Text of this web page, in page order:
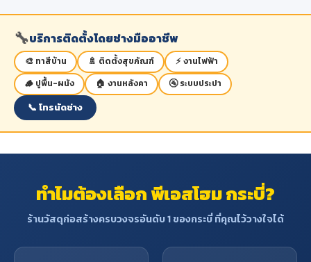
🔧บริการติดตั้งโดยช่างมืออาชีพ
🎨 ทาสีบ้าน 🚿 ติดตั้งสุขภัณฑ์
⚡ งานไฟฟ้า
🪵 ปูพื้น-ผนัง
🏠 งานหลังคา 🚰 ระบบประปา
📞 โทรนัดช่าง
ทำไมต้องเลือก พีเอสโฮม กระบี่?
ร้านวัสดุก่อสร้างครบวงจรอันดับ 1 ของกระบี่ ที่คุณไว้วางใจได้